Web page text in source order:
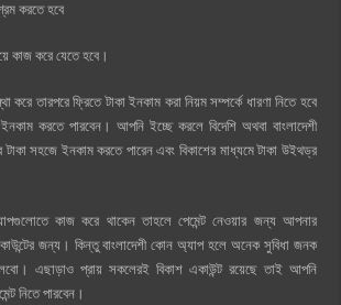
করতে হবে
কাজ করে যেতে হবে।
তারপরে ফ্রিতে টাকা ইনকাম করা নিয়ম সম্পর্কে ধারণা নিতে হবে
করতে পারবেন। আপনি ইচ্ছে করলে বিদেশি অথবা বাংলাদেশী
সহজে ইনকাম করতে পারেন এবং বিকাশের মাধ্যমে টাকা উইথড্র
কাজ করে থাকেন তাহলে পেমেন্ট নেওয়ার জন্য আপনার
জন্য। কিন্তু বাংলাদেশী কোন অ্যাপ হলে অনেক সুবিধা জনক
এছাড়াও প্রায় সকলেরই বিকাশ একাউন্ট রয়েছে তাই আপনি
নিতে পারবেন।